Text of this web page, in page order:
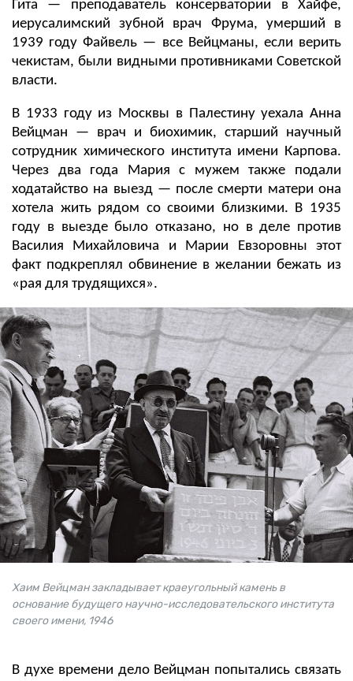
Гита — преподаватель консерватории в Хайфе,
иерусалимский зубной врач Фрума, умерший в
1939 году Файвель — все Вейцманы, если верить
чекистам, были видными противниками Советской
власти.
В 1933 году из Москвы в Палестину уехала Анна
Вейцман — врач и биохимик, старший научный
сотрудник химического института имени Карпова.
Через два года Мария c мужем также подали
ходатайство на выезд — после смерти матери она
хотела жить рядом со своими близкими. В 1935
году в выезде было отказано, но в деле против
Василия Михайловича и Марии Евзоровны этот
факт подкреплял обвинение в желании бежать из
«рая для трудящихся».
Хаим Вейцман закладывает краеугольный камень в
основание будущего научно-исследовательского института
своего имени, 1946
В духе времени дело Вейцман попытались связать